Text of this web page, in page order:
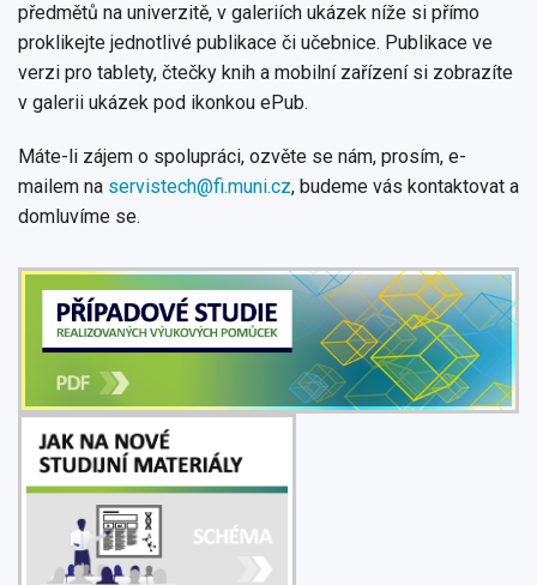
předmětů na univerzitě, v galeriích ukázek níže si přímo
proklikejte jednotlivé publikace či učebnice. Publikace ve
verzi pro tablety, čtečky knih a mobilní zařízení si zobrazíte
v galerii ukázek pod ikonkou ePub.
Máte-li zájem o spolupráci, ozvěte se nám, prosím, e-
mailem na servistech@fi.muni.cz, budeme vás kontaktovat a
domluvíme se.